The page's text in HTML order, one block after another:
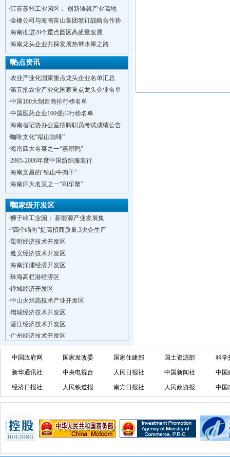
·江苏苏州工业园区： 创新铸就产业高地
·金橡公司与海南富山集团签订战略合作协
·海南推进20个重点园区高质量发展
·海南龙头企业共探发展热带水果之路
热点资讯
·农业产业化国家重点龙头企业名单汇总
·第五批农业产业化国家重点龙头企业名单
·中国100大制造商排行榜名单
·中国医药企业100强排行榜名单
·海南省记协办公室招聘职员考试成绩公告
·咖啡文化“福山咖啡”
·海南四大名菜之一“嘉积鸭”
·2005-2006年度中国纺织服装行
·海南文昌的“锦山牛肉干”
·海南四大名菜之一“和乐蟹”
国家级开发区
洋浦不断延伸产业链，推进一批石化产业
·海口今年将投入44.4亿元推进江东新
·新加坡海口国家高新区国际创新创业中心
狮子岭工业园： 新能源产业发展集
“四个瞄向”提高招商质量,3央企生产
昆明经济技术开发区
遵义经济技术开发区
海南洋浦经济开发区
珠海高栏港经济区
禅城经济开发区
中山火炬高技术产业开发区
增城经济技术开发区
湛江经济技术开发区
广州经济技术开发区
大亚湾经济技术开发区
北京经济技术开发区
海口今年将投入44.4亿元推进江东新
·新加坡海口国家高新区国际创新创业中心
·“四个瞄向”提高招商质量,3央企生产
·昆明经济技术开发区
中国政府网 国家发改委 国家住建部 国土资源部 科学
新华通讯社 中央电视台 人民日报社 中国新闻社 中国
经济日报社 人民铁道报 南方日报社 人民政协报 中国